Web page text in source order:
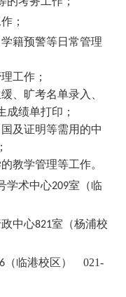
；
籍预警等日常管理
工作；
、旷考名单录入、
成绩单打印；
及证明等需用的中
教学管理等工作。
学术中心209室（临
中心821室（杨浦校
（临港校区） 021-